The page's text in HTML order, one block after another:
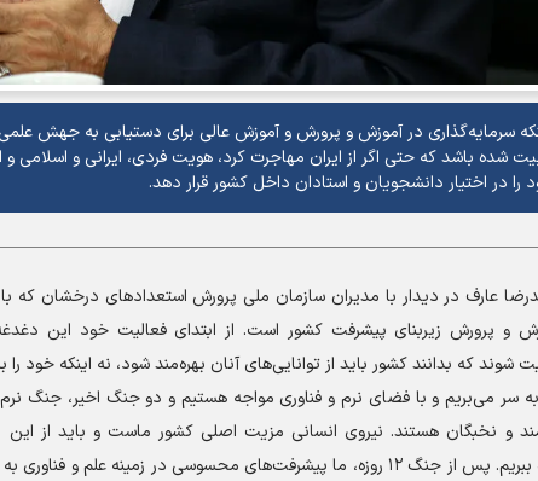
سرمایه‌گذاری در آموزش و پرورش و آموزش عالی برای دستیابی به جهش
شده باشد که حتی اگر از ایران مهاجرت کرد، هویت فردی، ایرانی و اسلامی و
در اختیار دانشجویان و استادان داخل کشور قرار دهد.
عارف در دیدار با مدیران سازمان ملی پرورش استعداد‌های درخشان که
و پرورش زیربنای پیشرفت کشور است. از ابتدای فعالیت خود این
که بدانند کشور باید از توانایی‌های آنان بهره‌مند شود، نه اینکه خود را
سر می‌بریم و با فضای نرم و فناوری مواجه هستیم و دو جنگ اخیر، جنگ نرم
و نخبگان هستند. نیروی انسانی مزیت اصلی کشور ماست و باید از این
منطقه‌ای در زمینه علم و فناوری بهره ببریم. پس از جنگ ۱۲ روزه، ما پیشرفت‌های محسوسی